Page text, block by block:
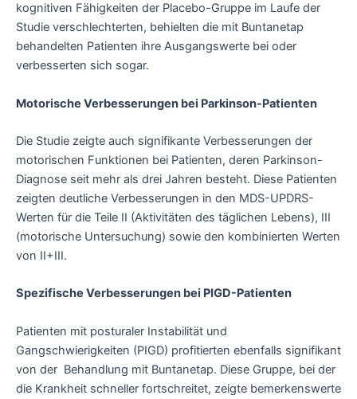
kognitiven Fähigkeiten der Placebo-Gruppe im Laufe der
Studie verschlechterten, behielten die mit Buntanetap
behandelten Patienten ihre Ausgangswerte bei oder
verbesserten sich sogar.
Motorische Verbesserungen bei Parkinson-Patienten
Die Studie zeigte auch signifikante Verbesserungen der
motorischen Funktionen bei Patienten, deren Parkinson-
Diagnose seit mehr als drei Jahren besteht. Diese Patienten
zeigten deutliche Verbesserungen in den MDS-UPDRS-
Werten für die Teile II (Aktivitäten des täglichen Lebens), III
(motorische Untersuchung) sowie den kombinierten Werten
von II+III.
Spezifische Verbesserungen bei PIGD-Patienten
Patienten mit posturaler Instabilität und
Gangschwierigkeiten (PIGD) profitierten ebenfalls signifikant
von der Behandlung mit Buntanetap. Diese Gruppe, bei der
die Krankheit schneller fortschreitet, zeigte bemerkenswerte